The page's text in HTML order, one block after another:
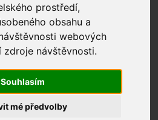
prostředí,
obsahu a
webových
zdroje návštěvnosti.
Souhlasím
mé předvolby